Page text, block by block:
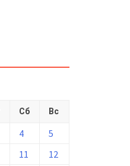
Сб Вс
4
5
11
12